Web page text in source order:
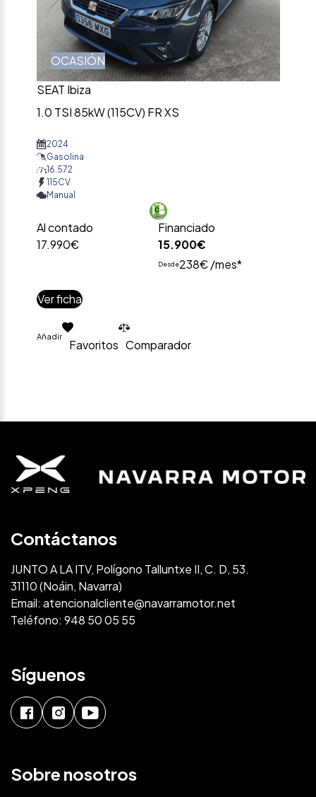
OCASIÓN
SEAT Ibiza
1.0 TSI 85kW (115CV) FR XS
2024
Gasolina
16.572
115CV
Manual
Al contado
17.990€
Financiado
15.900€
Desde238€ /mes*
Ver ficha
Añadir
Favoritos Comparador
Contáctanos
JUNTO A LA ITV, Polígono Talluntxe II, C. D, 53.
31110 (Noáin, Navarra)
Email: atencionalcliente@navarramotor.net
Teléfono: 948 50 05 55
Síguenos
Sobre nosotros